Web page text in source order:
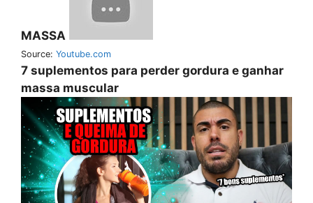
MASSA
Source: Youtube.com
7 suplementos para perder gordura e ganhar
massa muscular